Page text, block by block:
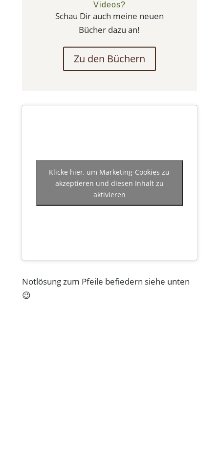
Videos?
Schau Dir auch meine neuen
Bücher dazu an!
Zu den Büchern
Klicke hier, um Marketing-Cookies zu
akzeptieren und diesen Inhalt zu
aktivieren
Notlösung zum Pfeile befiedern siehe unten
😉